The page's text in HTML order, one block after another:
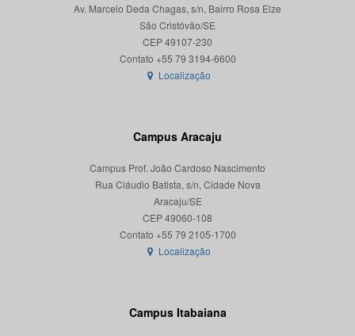
Av. Marcelo Deda Chagas, s/n, Bairro Rosa Elze
São Cristóvão/SE
CEP 49107-230
Localização
Campus Aracaju
Campus Prof. João Cardoso Nascimento
Rua Cláudio Batista, s/n, Cidade Nova
Aracaju/SE
CEP 49060-108
Localização
Campus Itabaiana